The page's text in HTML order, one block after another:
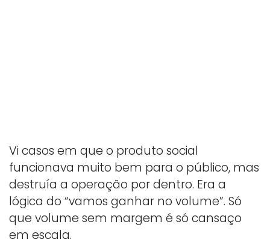
Vi casos em que o produto social
funcionava muito bem para o público, mas
destruía a operação por dentro. Era a
lógica do “vamos ganhar no volume”. Só
que volume sem margem é só cansaço
em escala.